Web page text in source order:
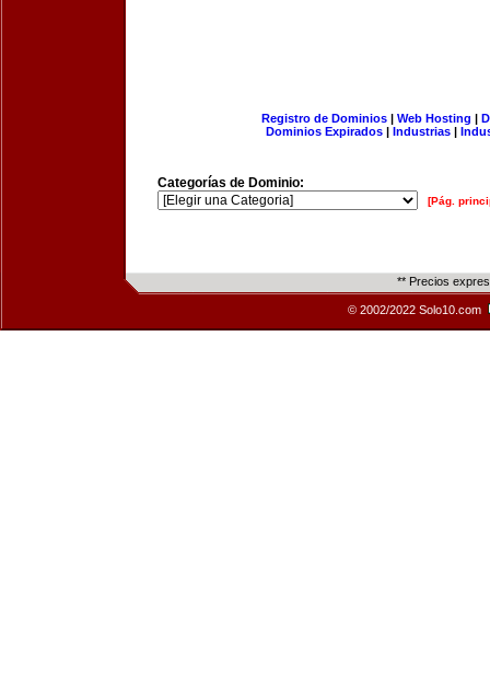
Registro de Dominios| Web Hosting |
Dominios Expirados | Industrias |
Categorías de Dominio:
[Pág.
** Precios
© 2002/2022 Solo10.com